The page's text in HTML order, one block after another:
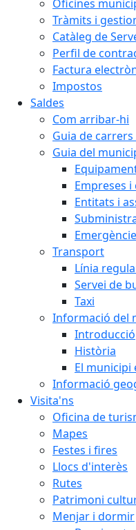
Oficines
Tràmits i
Catàleg de
Perfil de
Factura
Impostos
Saldes
Com arribar-hi
Guia de
Guia del
Empreses
Entitats i
Transport
Línia
Servei de
Taxi
Informació del
Introducció
Història
El municipi
Informació
Visita'ns
Oficina de
Mapes
Festes i fires
Llocs d'interès
Rutes
Patrimoni
Menjar i dormir